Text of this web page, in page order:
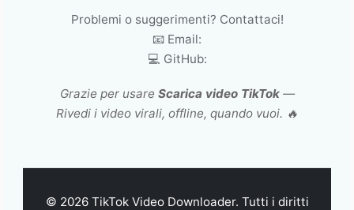
Problemi o suggerimenti? Contattaci!
📧 Email:
💻 GitHub:
Grazie per usare Scarica video TikTok—
Rivedi i video virali, offline, quando vuoi. 🔥
© 2026 TikTok Video Downloader. Tutti i diritti